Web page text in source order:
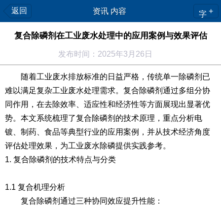
返回 资讯 内容 字 +
复合除磷剂在工业废水处理中的应用案例与效果评估
发布时间：2025年3月26日
随着工业废水排放标准的日益严格，传统单一除磷剂已
难以满足复杂工业废水处理需求。复合除磷剂通过多组分协
同作用，在去除效率、适应性和经济性等方面展现出显著优
势。本文系统梳理了复合除磷剂的技术原理，重点分析电
镀、制药、食品等典型行业的应用案例，并从技术经济角度
评估处理效果，为工业废水除磷提供实践参考。
1. 复合除磷剂的技术特点与分类
1.1 复合机理分析
复合除磷剂通过三种协同效应提升性能：